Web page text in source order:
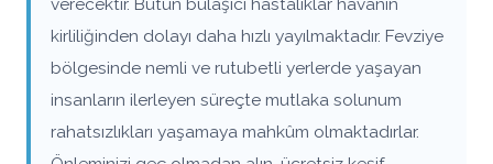
kirliliğinden dolayı daha hızlı yayılmaktadır. Fevziye
bölgesinde nemli ve rutubetli yerlerde yaşayan
insanların ilerleyen süreçte mutlaka solunum
rahatsızlıkları yaşamaya mahkûm olmaktadırlar.